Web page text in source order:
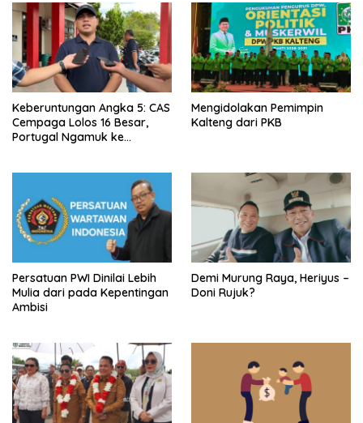
Keberuntungan Angka 5: CAS
Cempaga Lolos 16 Besar,
Portugal Ngamuk ke
Mengidolakan Pemimpin
Kalteng dari PKB
Persatuan PWI Dinilai Lebih
Mulia dari pada Kepentingan
Ambisi
Demi Murung Raya, Heriyus –
Doni Rujuk?